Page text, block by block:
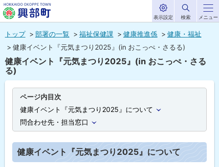
へ
メ
ニ
北海道興部
町
HOKKAIDO OKOPPE TOWN
メニュー
表示設定
ト
内
検索
トップ 部署の一覧 福祉保健課 健康推進係
健康・福祉
健康イベント『元気まつり2025』(in おこっぺ・さるる)
健康イベント『元気まつり2025』(in おこっぺ・さる
る)
ページ内目次
健康イベント『元気まつり2025』について
問合わせ先・担当窓口
健康イベント『元気まつり2025』について